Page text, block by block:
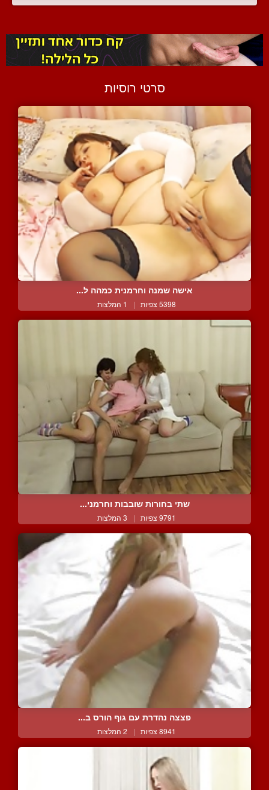
סרטי רוסיות
אישה שמנה וחרמנית כמהה ל...
5398 צפיות | 1 המלצות
שתי בחורות שובבות וחרמני...
9791 צפיות | 3 המלצות
פצצה נהדרת עם גוף הורס ב...
8941 צפיות | 2 המלצות